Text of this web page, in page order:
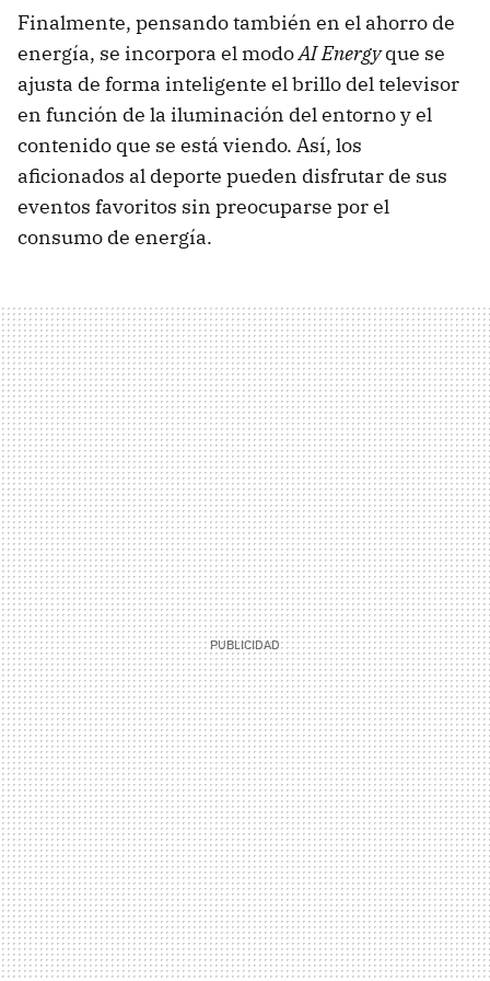
Finalmente, pensando también en el ahorro de
energía, se incorpora el modoAI Energyque se
ajusta de forma inteligente el brillo del televisor
en función de la iluminación del entorno y el
contenido que se está viendo. Así, los
aficionados al deporte pueden disfrutar de sus
eventos favoritos sin preocuparse por el
consumo de energía.